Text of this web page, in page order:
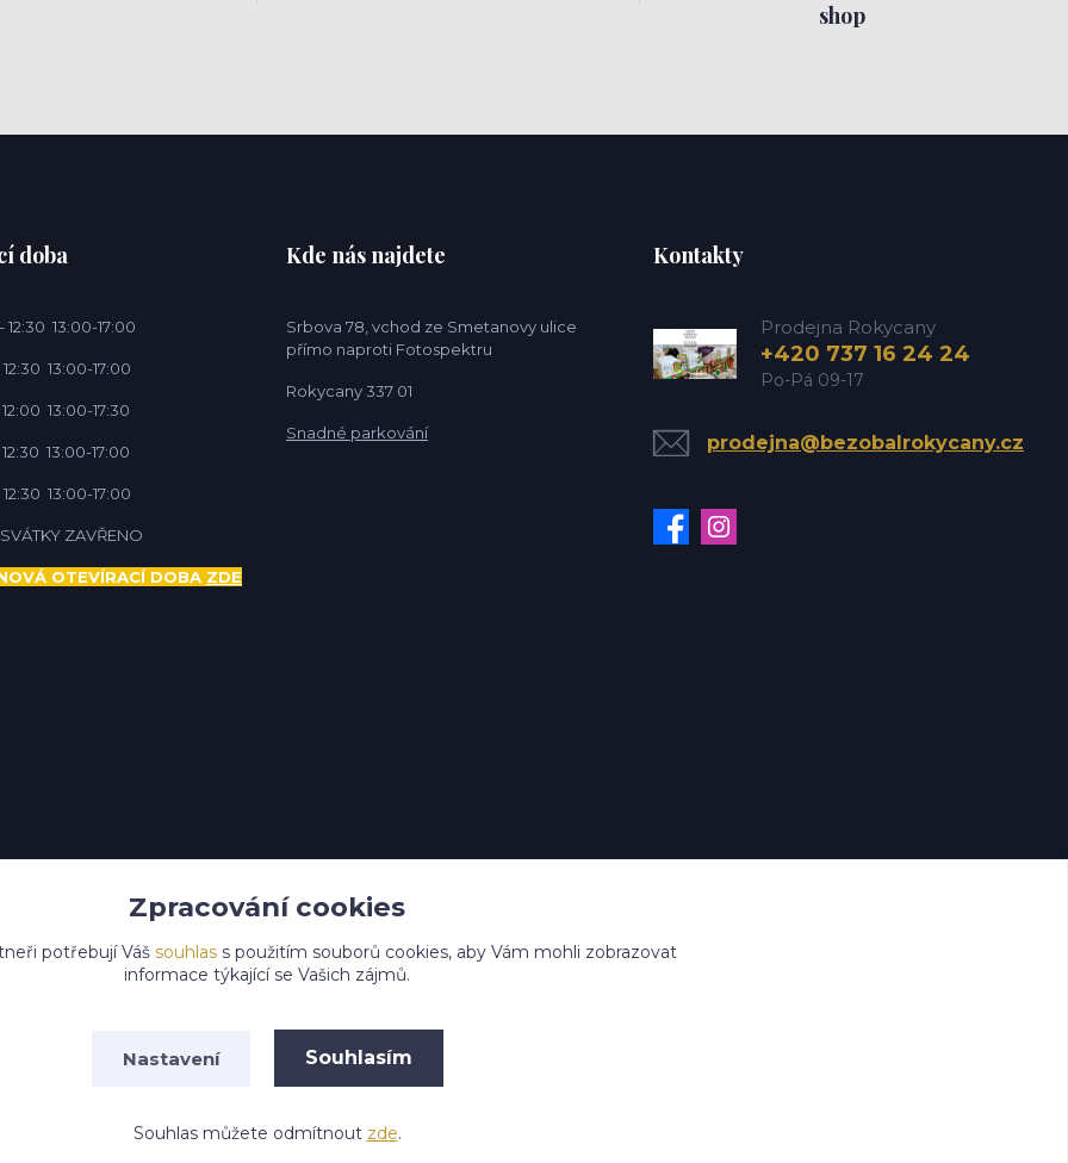
shop
doba
12:30 13:00-17:00
13:00-17:00
13:00-17:30
13:00-17:00
13:00-17:00
ZAVŘENO
OTEVÍRACÍ DOBA ZDE
Kde nás najdete
Srbova 78, vchod ze Smetanovy ulice
přímo naproti Fotospektru
Rokycany 337 01
Snadné parkování
Kontakty
Prodejna Rokycany
+420 737 16 24 24
Po-Pá 09-17
prodejna@bezobalrokycany.cz
Zpracování cookies
potřebují Váš souhlass použitím souborů cookies, aby Vám mohli zobrazovat
informace týkající se Vašich zájmů.
Nastavení Souhlasím
Souhlas můžete odmítnout zde.